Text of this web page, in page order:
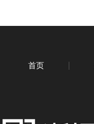
首页